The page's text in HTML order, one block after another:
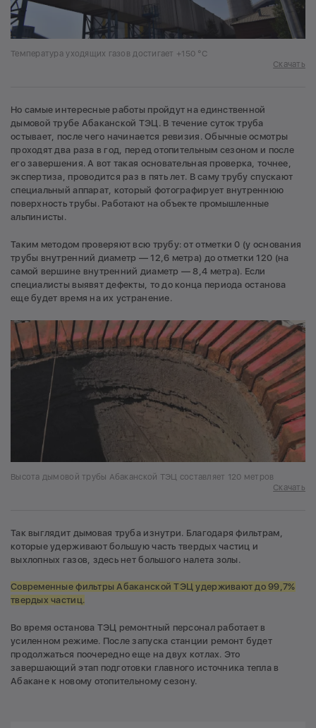
Температура уходящих газов достигает +150 °С
Скачать
Но самые интересные работы пройдут на единственной
дымовой трубе Абаканской ТЭЦ. В течение суток труба
остывает, после чего начинается ревизия. Обычные осмотры
проходят два раза в год, перед отопительным сезоном и после
его завершения. А вот такая основательная проверка, точнее,
экспертиза, проводится раз в пять лет. В саму трубу спускают
специальный аппарат, который фотографирует внутреннюю
поверхность трубы. Работают на объекте промышленные
альпинисты.
Таким методом проверяют всю трубу: от отметки 0 (у основания
трубы внутренний диаметр — 12,6 метра) до отметки 120 (на
самой вершине внутренний диаметр — 8,4 метра). Если
специалисты выявят дефекты, то до конца периода останова
еще будет время на их устранение.
Высота дымовой трубы Абаканской ТЭЦ составляет 120 метров
Скачать
Так выглядит дымовая труба изнутри. Благодаря фильтрам,
которые удерживают большую часть твердых частиц и
выхлопных газов, здесь нет большого налета золы.
Современные фильтры Абаканской ТЭЦ удерживают до 99,7%
твердых частиц.
Во время останова ТЭЦ ремонтный персонал работает в
усиленном режиме. После запуска станции ремонт будет
продолжаться поочередно еще на двух котлах. Это
завершающий этап подготовки главного источника тепла в
Абакане к новому отопительному сезону.